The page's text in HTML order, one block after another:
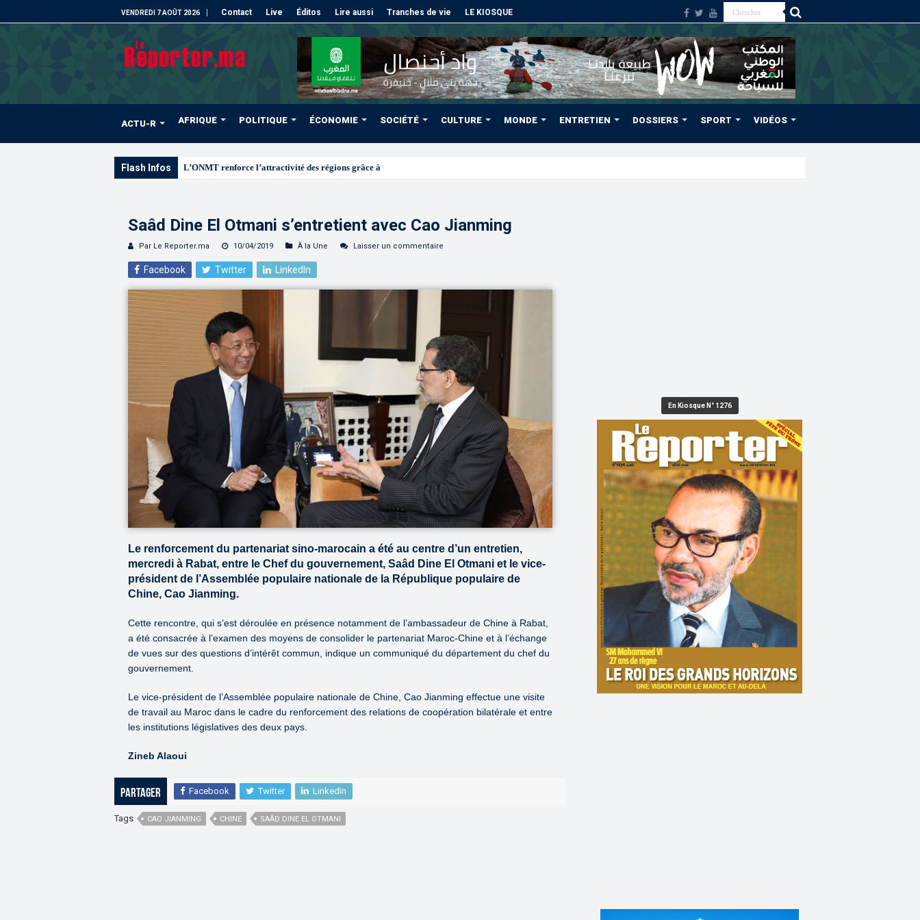
VENDREDI 7 AOÛT 2026 Contact Live Éditos Lire aussi Tranches de vie LE KIOSQUE
ACTU-R AFRIQUE POLITIQUE ÉCONOMIE SOCIÉTÉ CULTURE MONDE ENTRETIEN DOSSIERS SPORT VIDÉOS
Flash Infos L’ONMT renforce l’attractivité des régions grâce à une connectivité aérienne historique de Ryan
Saâd Dine El Otmani s’entretient avec Cao Jianming
Par Le Reporter.ma 10/04/2019 À la Une Laisser un commentaire
Facebook Twitter LinkedIn
Le renforcement du partenariat sino-marocain a été au centre d’un entretien,
mercredi à Rabat, entre le Chef du gouvernement, Saâd Dine El Otmani et le vice-
président de l’Assemblée populaire nationale de la République populaire de
Chine, Cao Jianming.
Cette rencontre, qui s’est déroulée en présence notamment de l’ambassadeur de Chine à Rabat,
a été consacrée à l’examen des moyens de consolider le partenariat Maroc-Chine et à l’échange
de vues sur des questions d’intérêt commun, indique un communiqué du département du chef du
gouvernement.
Le vice-président de l’Assemblée populaire nationale de Chine, Cao Jianming effectue une visite
de travail au Maroc dans le cadre du renforcement des relations de coopération bilatérale et entre
les institutions législatives des deux pays.
Zineb Alaoui
Partager Facebook Twitter LinkedIn
Tags CAO JIANMING CHINE SAÂD DINE EL OTMANI
En Kiosque N° 1276